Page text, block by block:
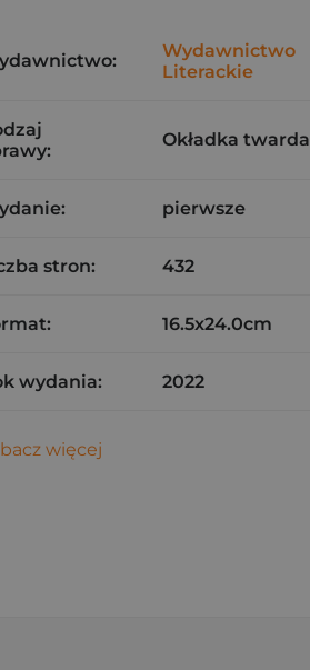
Wydawnictwo
Literackie
Okładka twarda
pierwsze
stron: 432
16.5x24.0cm
wydania: 2022
więcej